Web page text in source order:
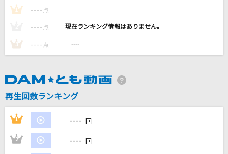
米津玄師
宇多田ヒカル
東京事変
RPG
SEKAI NO OWARI(世界の終わり)
君じゃなきゃダメみたい
1 ---- 点 ----
---- 点 ----
3 ---- 点 ----
再生回数ランキング
1 ---- 回 ----
2 ---- 回 ----